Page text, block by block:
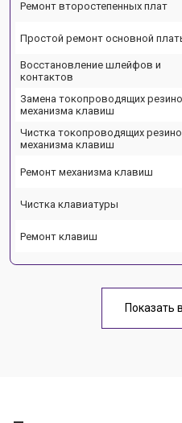
Ремонт второстепенных плат
Простой ремонт основной
Восстановление шлейфов и
контактов
Замена токопроводящих
механизма клавиш
Чистка токопроводящих
механизма клавиш
Ремонт механизма клавиш
Чистка клавиатуры
Ремонт клавиш
Замена клавиш и уплотнителей
Показать